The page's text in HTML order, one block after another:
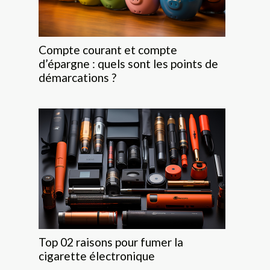
Compte courant et compte
d’épargne : quels sont les points de
démarcations ?
Top 02 raisons pour fumer la
cigarette électronique